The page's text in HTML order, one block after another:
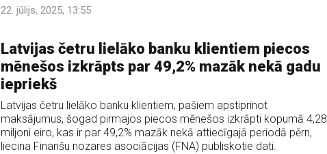
22. jūlijs, 2025, 13:55
Latvijas četru lielāko banku klientiem piecos
mēnešos izkrāpts par 49,2% mazāk nekā gadu
iepriekš
Latvijas četru lielāko banku klientiem, pašiem apstiprinot
maksājumus, šogad pirmajos piecos mēnešos izkrāpti kopumā 4,28
miljoni eiro, kas ir par 49,2% mazāk nekā attiecīgajā periodā pērn,
liecina Finanšu nozares asociācijas (FNA) publiskotie dati.